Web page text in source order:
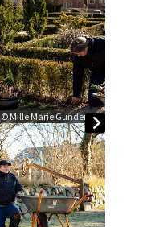
© Mille Marie Gundersen